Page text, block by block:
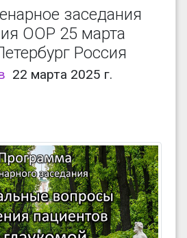
заседания
ООР 25 марта
Россия
22 марта 2025 г.